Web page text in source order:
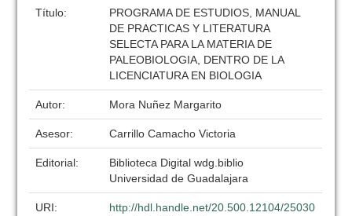
Título:
PROGRAMA DE ESTUDIOS, MANUAL
DE PRACTICAS Y LITERATURA
SELECTA PARA LA MATERIA DE
PALEOBIOLOGIA, DENTRO DE LA
LICENCIATURA EN BIOLOGIA
Autor: Mora Nuñez Margarito
Asesor: Carrillo Camacho Victoria
Editorial:
Biblioteca Digital wdg.biblio
Universidad de Guadalajara
URI:
http://hdl.handle.net/20.500.12104/25030